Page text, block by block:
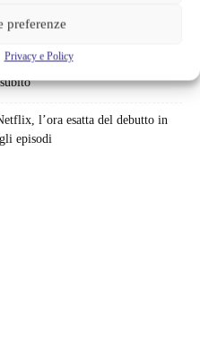
preferenze
Privacy e Policy
rewatch
fritto | Mo Gilligan affronta
l’ora esatta del debutto in
episodi